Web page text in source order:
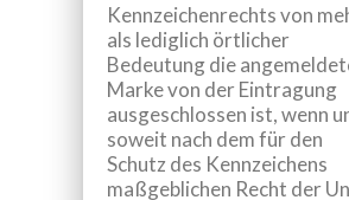
Kennzeichenrechts von
als lediglich örtlicher
Bedeutung die
Marke von der Eintragung
ausgeschlossen ist, wenn
soweit nach dem für den
Schutz des Kennzeichens
maßgeblichen Recht der